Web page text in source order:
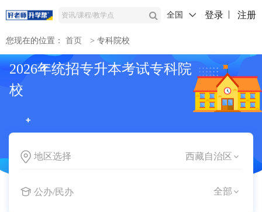
全国 登录 注册
您现在的位置： 首页 > 专科院校
2026年统招专升本考试专科院
校
地区选择
公办/民办